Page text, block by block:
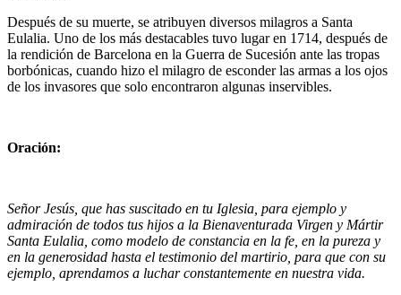
Después de su muerte, se atribuyen diversos milagros a Santa
Eulalia. Uno de los más destacables tuvo lugar en 1714, después de
la rendición de Barcelona en la Guerra de Sucesión ante las tropas
borbónicas, cuando hizo el milagro de esconder las armas a los ojos
de los invasores que solo encontraron algunas inservibles.
Oración:
Señor Jesús, que has suscitado en tu Iglesia, para ejemplo y
admiración de todos tus hijos a la Bienaventurada Virgen y Mártir
Santa Eulalia, como modelo de constancia en la fe, en la pureza y
en la generosidad hasta el testimonio del martirio, para que con su
ejemplo, aprendamos a luchar constantemente en nuestra vida.